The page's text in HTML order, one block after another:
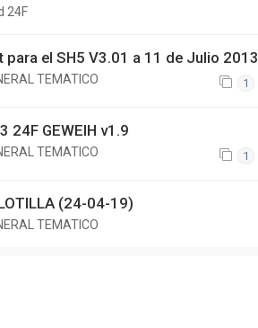
24F
el SH5 V3.01 a 11 de Julio 2013
TEMATICO 1
24F GEWEIH v1.9
TEMATICO 1
(24-04-19)
TEMATICO